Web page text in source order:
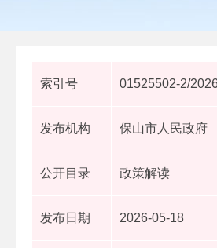
索引号 01525502-2/
发布机构 保山市人民政府
公开目录 政策解读
发布日期 2026-05-18